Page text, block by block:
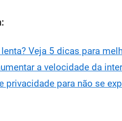
Veja 5 dicas para
a velocidade da
privacidade para não se